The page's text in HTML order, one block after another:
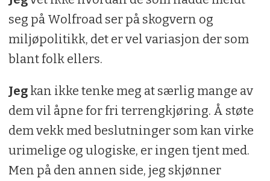
seg på Wolfroad ser på skogvern og
miljøpolitikk, det er vel variasjon der som
blant folk ellers.
Jegkan ikke tenke meg at særlig mange av
dem vil åpne for fri terrengkjøring. Å støte
dem vekk med beslutninger som kan virke
urimelige og ulogiske, er ingen tjent med.
Men på den annen side, jeg skjønner